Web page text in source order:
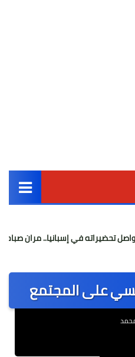
أخبار مصر
عالمى
الرياضة
في إسبانيا.. مران صباحي قوي
على المجتمع